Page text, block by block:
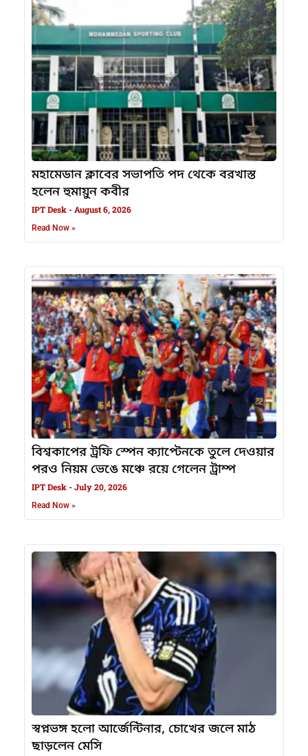
মহামেডান ক্লাবের সভাপতি পদ থেকে বরখাস্ত
হলেন হুমায়ুন কবীর
IPT Desk August 6, 2026
Read Now »
বিশ্বকাপের ট্রফি স্পেন ক্যাপ্টেনকে তুলে দেওয়ার
পরও নিয়ম ভেঙে মঞ্চে রয়ে গেলেন ট্রাম্প
IPT Desk July 20, 2026
Read Now »
স্বপ্নভঙ্গ হলো আর্জেন্টিনার, চোখের জলে মাঠ
ছাড়লেন মেসি